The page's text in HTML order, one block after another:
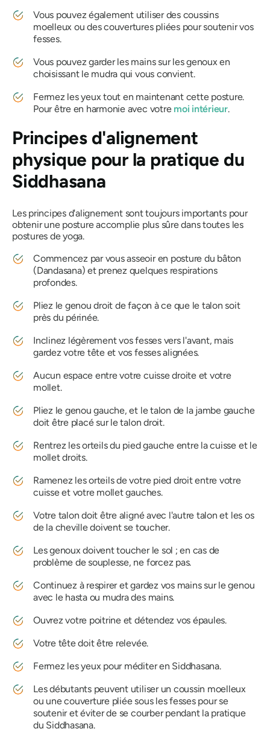
Vous pouvez également utiliser des coussins
moelleux ou des couvertures pliées pour soutenir vos
fesses.
Vous pouvez garder les mains sur les genoux en
choisissant le mudra qui vous convient.
Fermez les yeux tout en maintenant cette posture.
Pour être en harmonie avec votre moi intérieur.
Principes d'alignement
physique pour la pratique du
Siddhasana
Les principes d'alignement sont toujours importants pour
obtenir une posture accomplie plus sûre dans toutes les
postures de yoga.
Commencez par vous asseoir en posture du bâton
(Dandasana) et prenez quelques respirations
profondes.
Pliez le genou droit de façon à ce que le talon soit
près du périnée.
Inclinez légèrement vos fesses vers l'avant, mais
gardez votre tête et vos fesses alignées.
Aucun espace entre votre cuisse droite et votre
mollet.
Pliez le genou gauche, et le talon de la jambe gauche
doit être placé sur le talon droit.
Rentrez les orteils du pied gauche entre la cuisse et le
mollet droits.
Ramenez les orteils de votre pied droit entre votre
cuisse et votre mollet gauches.
Votre talon doit être aligné avec l'autre talon et les os
de la cheville doivent se toucher.
Les genoux doivent toucher le sol ; en cas de
problème de souplesse, ne forcez pas.
Continuez à respirer et gardez vos mains sur le genou
avec le hasta ou mudra des mains.
Ouvrez votre poitrine et détendez vos épaules.
Votre tête doit être relevée.
Fermez les yeux pour méditer en Siddhasana.
Les débutants peuvent utiliser un coussin moelleux
ou une couverture pliée sous les fesses pour se
soutenir et éviter de se courber pendant la pratique
du Siddhasana.